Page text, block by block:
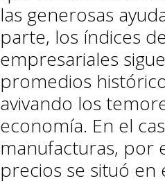
las generosas
parte, los índices
empresariales
promedios
avivando los
economía. En el
manufacturas, por
precios se situó en